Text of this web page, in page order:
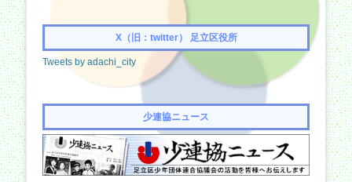
X（旧：twitter） 足立区役所
Tweets by adachi_city
少連協ニュース